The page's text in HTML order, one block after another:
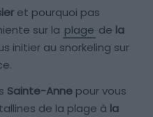
et pourquoi pas
sur la plage de la
initier au snorkeling sur
Sainte-Anne pour vous
de la plage à la